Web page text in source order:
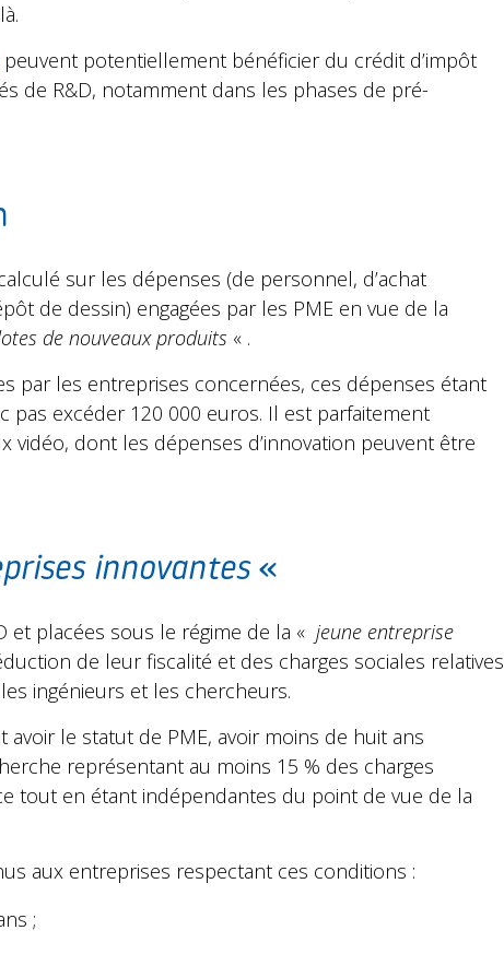
peuvent potentiellement bénéficier du crédit d’impôt
de R&D, notamment dans les phases de pré-
sur les dépenses (de personnel, d’achat
de dessin) engagées par les PME en vue de la
de nouveaux produits « .
par les entreprises concernées, ces dépenses étant
pas excéder 120 000 euros. Il est parfaitement
vidéo, dont les dépenses d’innovation peuvent être
innovantes «
et placées sous le régime de la « jeune entreprise
de leur fiscalité et des charges sociales relatives
ingénieurs et les chercheurs.
le statut de PME, avoir moins de huit ans
représentant au moins 15 % des charges
tout en étant indépendantes du point de vue de la
aux entreprises respectant ces conditions :
;